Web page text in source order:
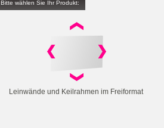
Bitte wählen Sie Ihr Produkt:
Leinwände und Keilrahmen im Freiformat